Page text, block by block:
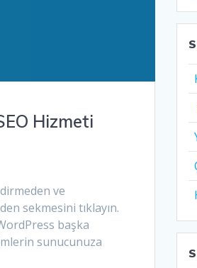
Hizmeti
ve
sekmesini tıklayın.
başka
sunucunuza